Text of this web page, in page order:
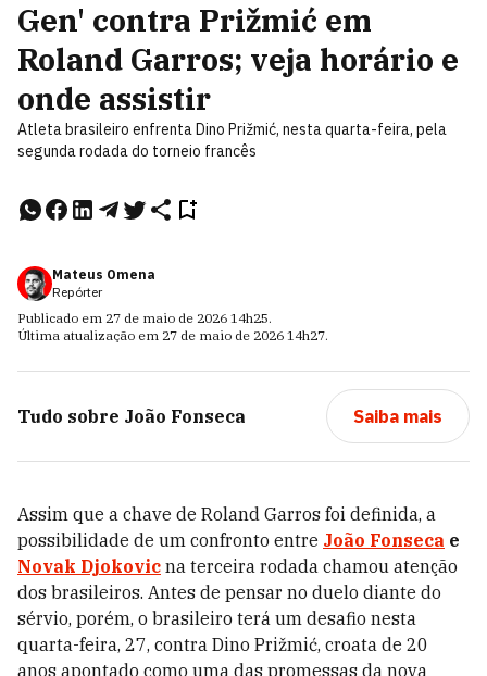
Gen' contra Prižmić em
Roland Garros; veja horário e
onde assistir
Atleta brasileiro enfrenta Dino Prižmić, nesta quarta-feira, pela
segunda rodada do torneio francês
Mateus Omena
Repórter
Publicado em 27 de maio de 2026 14h25.
Última atualização em 27 de maio de 2026 14h27.
Tudo sobre João Fonseca Saiba mais
Assim que a chave de Roland Garros foi definida, a
possibilidade de um confronto entre João Fonseca e
Novak Djokovic na terceira rodada chamou atenção
dos brasileiros. Antes de pensar no duelo diante do
sérvio, porém, o brasileiro terá um desafio nesta
quarta-feira, 27, contra Dino Prižmić, croata de 20
anos apontado como uma das promessas da nova